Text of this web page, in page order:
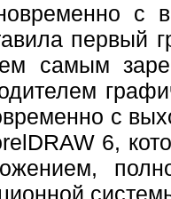
с
первый
самым
с
6,